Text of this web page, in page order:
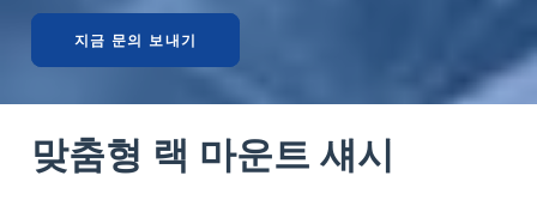
지금 문의 보내기
맞춤형 랙 마운트 섀시